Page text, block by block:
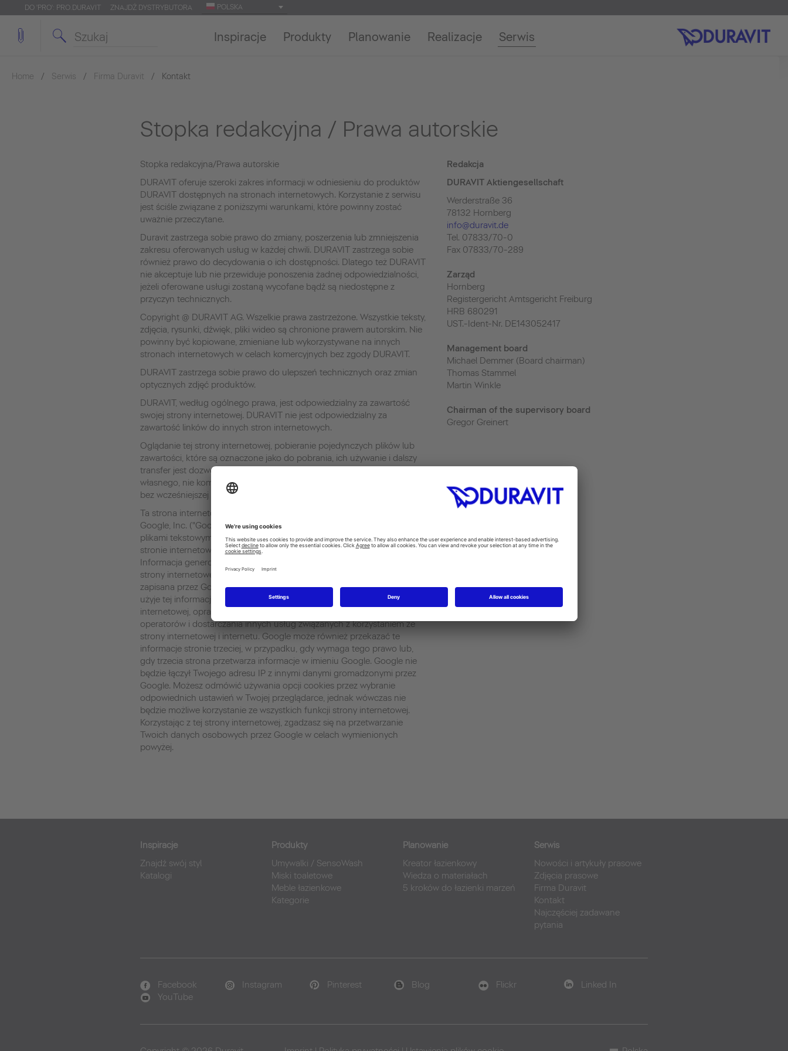
DO 'PRO': PRO.DURAVIT ZNAJDŹ DYSTRYBUTORA POLSKA
Inspiracje Produkty Planowanie Realizacje Serwis
Home Serwis Firma Duravit Kontakt
Stopka redakcyjna / Prawa autorskie
Stopka redakcyjna/Prawa autorskie
DURAVIT oferuje szeroki zakres informacji w odniesieniu do produktów
DURAVIT dostępnych na stronach internetowych. Korzystanie z serwisu
jest ściśle związane z poniższymi warunkami, które powinny zostać
uważnie przeczytane.
Duravit zastrzega sobie prawo do zmiany, poszerzenia lub zmniejszenia
zakresu oferowanych usług w każdej chwili. DURAVIT zastrzega sobie
również prawo do decydowania o ich dostępności. Dlatego też DURAVIT
nie akceptuje lub nie przewiduje ponoszenia żadnej odpowiedzialności,
jeżeli oferowane usługi zostaną wycofane bądź są niedostępne z
przyczyn technicznych.
Copyright @ DURAVIT AG. Wszelkie prawa zastrzeżone. Wszystkie teksty,
zdjęcia, rysunki, dźwięk, pliki wideo są chronione prawem autorskim. Nie
powinny być kopiowane, zmieniane lub wykorzystywane na innych
stronach internetowych w celach komercyjnych bez zgody DURAVIT.
DURAVIT zastrzega sobie prawo do ulepszeń technicznych oraz zmian
optycznych zdjęć produktów.
DURAVIT, według ogólnego prawa, jest odpowiedzialny za zawartość
swojej strony internetowej. DURAVIT nie jest odpowiedzialny za
zawartość linków do innych stron internetowych.
Oglądanie tej strony internetowej, pobieranie pojedynczych plików lub
zawartości, które są oznaczone jako do pobrania, ich używanie i dalszy
transfer jest dozwolony w każdej chwili o ile są one wykorzystywane do
własnego, nie komercyjnego użytku. Każda kopia albo wykorzystanie ich
bez wcześniejszej pisemnej zgody DURAVIT AG jest zabronione.
Ta strona internetowa korzysta z Google Analytics, serwis analizy sieci
Google, Inc. ("Google”). Google Analytics używa "cookies”, które są
plikami tekstowymi umieszczonymi w Twoim komputerze, aby pomóc
stronie internetowej w analizie korzystania ze strony przez użytkowników.
Informacja generowana przez cookies o korzystaniu przez Ciebie ze
strony internetowej (zawierająca Twój adres IP) zostanie przesłana i
zapisana przez Google na serwerach w Stanach Zjednoczonych. Google
użyje tej informacji w celu oceny korzystania przez Ciebie ze strony
internetowej, opracowania raportu w sprawie działania strony dla jej
operatorów i dostarczania innych usług związanych z korzystaniem ze
strony internetowej i internetu. Google może również przekazać te
informacje stronie trzeciej, w przypadku, gdy wymaga tego prawo lub,
gdy trzecia strona przetwarza informacje w imieniu Google. Google nie
będzie łączył Twojego adresu IP z innymi danymi gromadzonymi przez
Google. Możesz odmówić używania opcji cookies przez wybranie
odpowiednich ustawień w Twojej przeglądarce, jednak wówczas nie
będzie możliwe korzystanie ze wszystkich funkcji strony internetowej.
Korzystając z tej strony internetowej, zgadzasz się na przetwarzanie
Twoich danych osobowych przez Google w celach wymienionych
powyżej.
Redakcja
DURAVIT Aktiengesellschaft
Werderstraße 36
78132 Hornberg
info@duravit.de
Tel. 07833/70-0
Fax 07833/70-289
Zarząd
Hornberg
Registergericht Amtsgericht Freiburg
HRB 680291
UST.-Ident-Nr. DE143052417
Management board
Michael Demmer (Board chairman)
Thomas Stammel
Martin Winkle
Chairman of the supervisory board
Gregor Greinert
Inspiracje
Znajdź swój styl
Katalogi
Produkty
Umywalki / SensoWash
Miski toaletowe
Meble łazienkowe
Kategorie
Planowanie
Kreator łazienkowy
Wiedza o materiałach
5 kroków do łazienki marzeń
Serwis
Nowości i artykuły prasowe
Zdjęcia prasowe
Firma Duravit
Kontakt
Najczęściej zadawane
pytania
Facebook Instagram Pinterest Blog Flickr
Linked In
YouTube